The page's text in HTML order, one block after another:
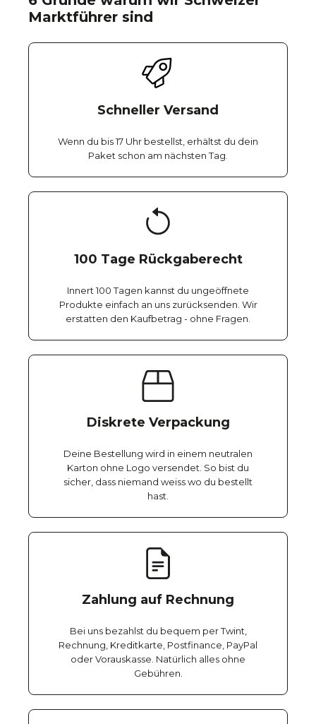
Marktführer sind
Schneller Versand
Wenn du bis 17 Uhr bestellst, erhältst du dein
Paket schon am nächsten Tag.
100 Tage Rückgaberecht
Innert 100 Tagen kannst du ungeöffnete
Produkte einfach an uns zurücksenden. Wir
erstatten den Kaufbetrag - ohne Fragen.
Diskrete Verpackung
Deine Bestellung wird in einem neutralen
Karton ohne Logo versendet. So bist du
sicher, dass niemand weiss wo du bestellt
hast.
Zahlung auf Rechnung
Bei uns bezahlst du bequem per Twint,
Rechnung, Kreditkarte, Postfinance, PayPal
oder Vorauskasse. Natürlich alles ohne
Gebühren.